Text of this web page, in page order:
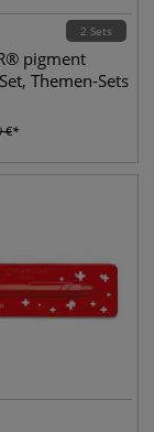
2 Sets
pigment
Themen-Sets
€